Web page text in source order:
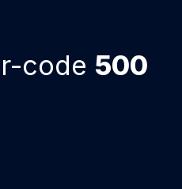
code 500